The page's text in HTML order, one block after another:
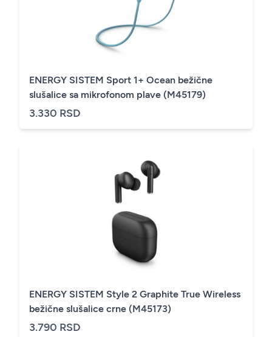
ENERGY SISTEM Sport 1+ Ocean bežične
slušalice sa mikrofonom plave (M45179)
3.330 RSD
ENERGY SISTEM Style 2 Graphite True Wireless
bežične slušalice crne (M45173)
3.790 RSD